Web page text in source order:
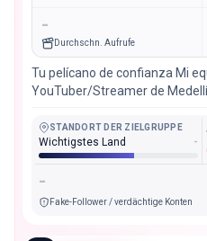
-
Durchschn. Aufrufe
Tu pelícano de confianza Mi
YouTuber/Streamer de
STANDORT DER ZIELGRUPPE
Wichtigstes Land -
-
Fake-Follower / verdächtige Konten